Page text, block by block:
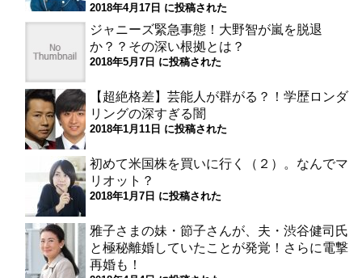
2018年4月17日 に投稿された
ジャニーズ緊急事態！大野智が嵐を脱退
か？？その深い根拠とは？
2018年5月7日 に投稿された
【超絶格差】芸能人が群がる？！学歴ロンダ
リングの深すぎる闇
2018年1月11日 に投稿された
初めて米国株を買いに行く（２）。なんでマ
リオット？
2018年1月7日 に投稿された
雅子さまの妹・節子さんが、夫・渋谷健司氏
と極秘離婚していたことが発覚！さらに電撃
再婚も！